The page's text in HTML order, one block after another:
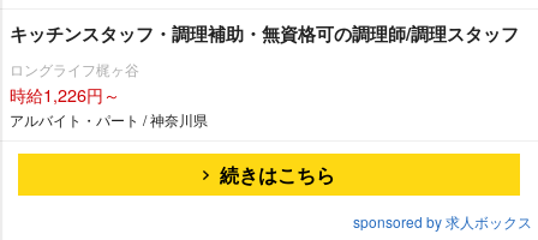
キッチンスタッフ・調理補助・無資格可の調理師/調理スタッフ
ロングライフ梶ヶ谷
時給1,226円～
アルバイト・パート / 神奈川県
続きはこちら
sponsored by 求人ボックス